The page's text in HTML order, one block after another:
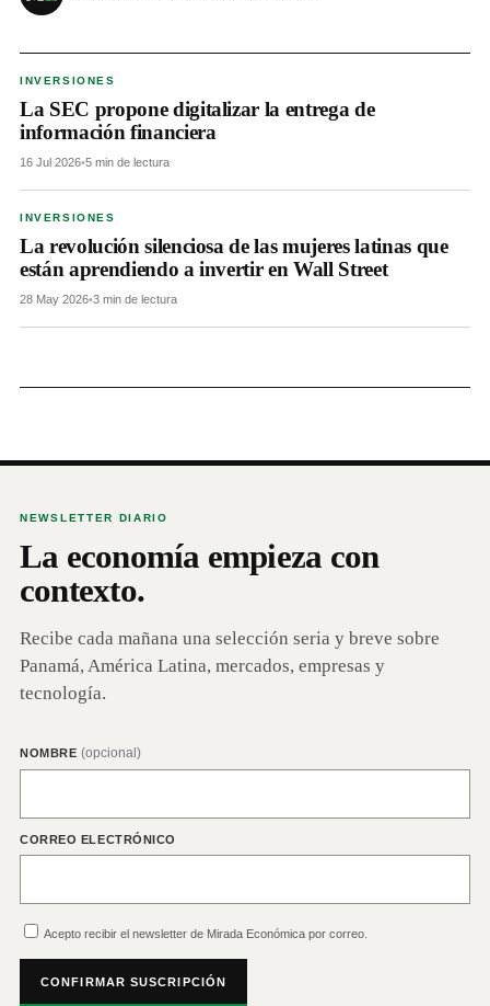
INVERSIONES
La SEC propone digitalizar la entrega de
información financiera
16 Jul 2026•5 min de lectura
INVERSIONES
La revolución silenciosa de las mujeres latinas que
están aprendiendo a invertir en Wall Street
28 May 2026•3 min de lectura
NEWSLETTER DIARIO
La economía empieza con
contexto.
Recibe cada mañana una selección seria y breve sobre
Panamá, América Latina, mercados, empresas y
tecnología.
NOMBRE (opcional)
CORREO ELECTRÓNICO
Acepto recibir el newsletter de Mirada Económica por correo.
CONFIRMAR SUSCRIPCIÓN